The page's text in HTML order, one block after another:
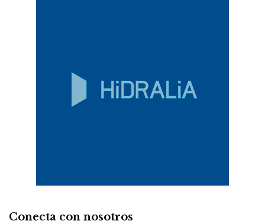
Conecta con nosotros